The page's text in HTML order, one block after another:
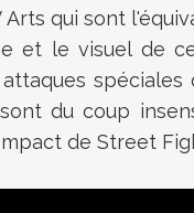
Arts qui sont
et le visuel de
du coup
de Street